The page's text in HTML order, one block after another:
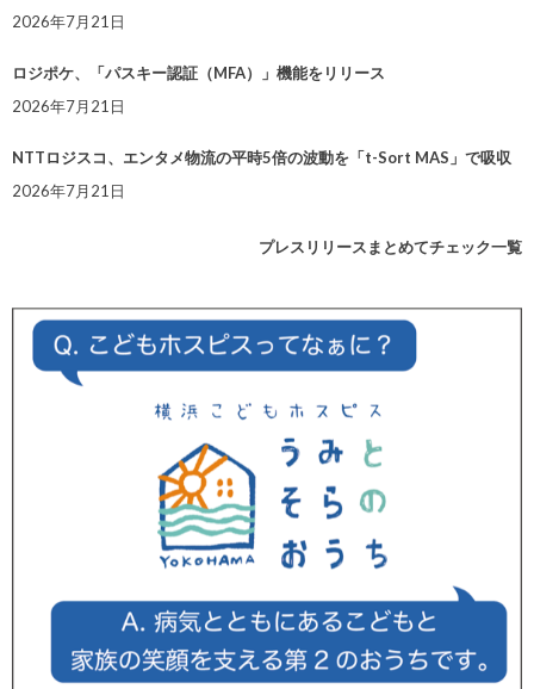
2026年7月21日
ロジポケ、「パスキー認証（MFA）」機能をリリース
2026年7月21日
NTTロジスコ、エンタメ物流の平時5倍の波動を「t-Sort MAS」で吸収
2026年7月21日
プレスリリースまとめてチェック一覧